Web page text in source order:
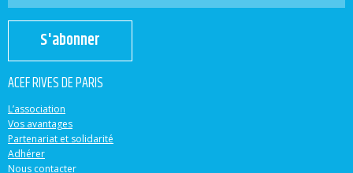
S'abonner
ACEF RIVES DE PARIS
L’association
Vos avantages
Partenariat et solidarité
Adhérer
Nous contacter